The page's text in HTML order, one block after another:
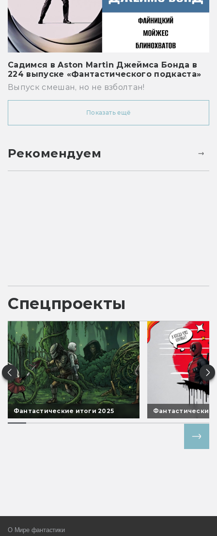
Садимся в Aston Martin Джеймса Бонда в
224 выпуске «Фантастического подкаста»
Выпуск смешан, но не взболтан!
Показать ещё
Рекомендуем
Спецпроекты
Фантастические итоги 2025 Фантастические
О Мире фантастики